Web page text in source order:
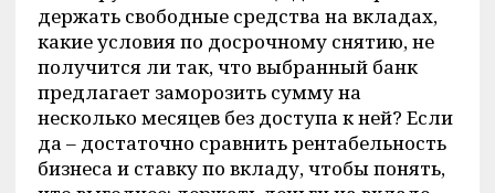
держать свободные средства на вкладах,
какие условия по досрочному снятию, не
получится ли так, что выбранный банк
предлагает заморозить сумму на
несколько месяцев без доступа к ней? Если
да – достаточно сравнить рентабельность
бизнеса и ставку по вкладу, чтобы понять,